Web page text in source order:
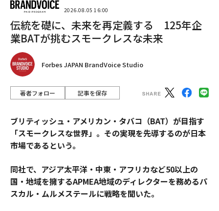
2026.08.05 16:00
伝統を礎に、未来を再定義する 125年企
業BATが挑むスモークレスな未来
Forbes JAPAN BrandVoice Studio
著者フォロー 記事を保存
ブリティッシュ・アメリカン・タバコ（BAT）が目指す
「スモークレスな世界」。その実現を先導するのが日本
市場であるという。
同社で、アジア太平洋・中東・アフリカなど50以上の
国・地域を擁するAPMEA地域のディレクターを務めるパ
スカル・ムルメステールに戦略を聞いた。